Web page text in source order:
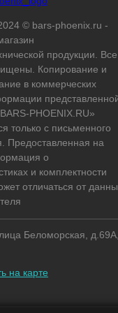
© bars-phoenix.ru -
продукции. Все
Копирование и
в коммерческих
PHOENIX.RU»
только с письменного
Предоставленная на
о
и комплектности
отличаться от
Беломорская, д.69А,
на карте